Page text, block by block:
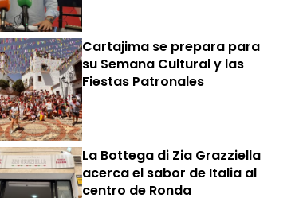
Cartajima se prepara para
su Semana Cultural y las
Fiestas Patronales
La Bottega di Zia Grazziella
acerca el sabor de Italia al
centro de Ronda